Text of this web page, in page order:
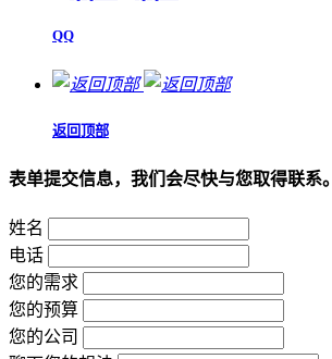
QQ
返回顶部
表单提交信息，我们会尽快与您取得联系。
姓名
电话
您的需求
您的预算
您的公司